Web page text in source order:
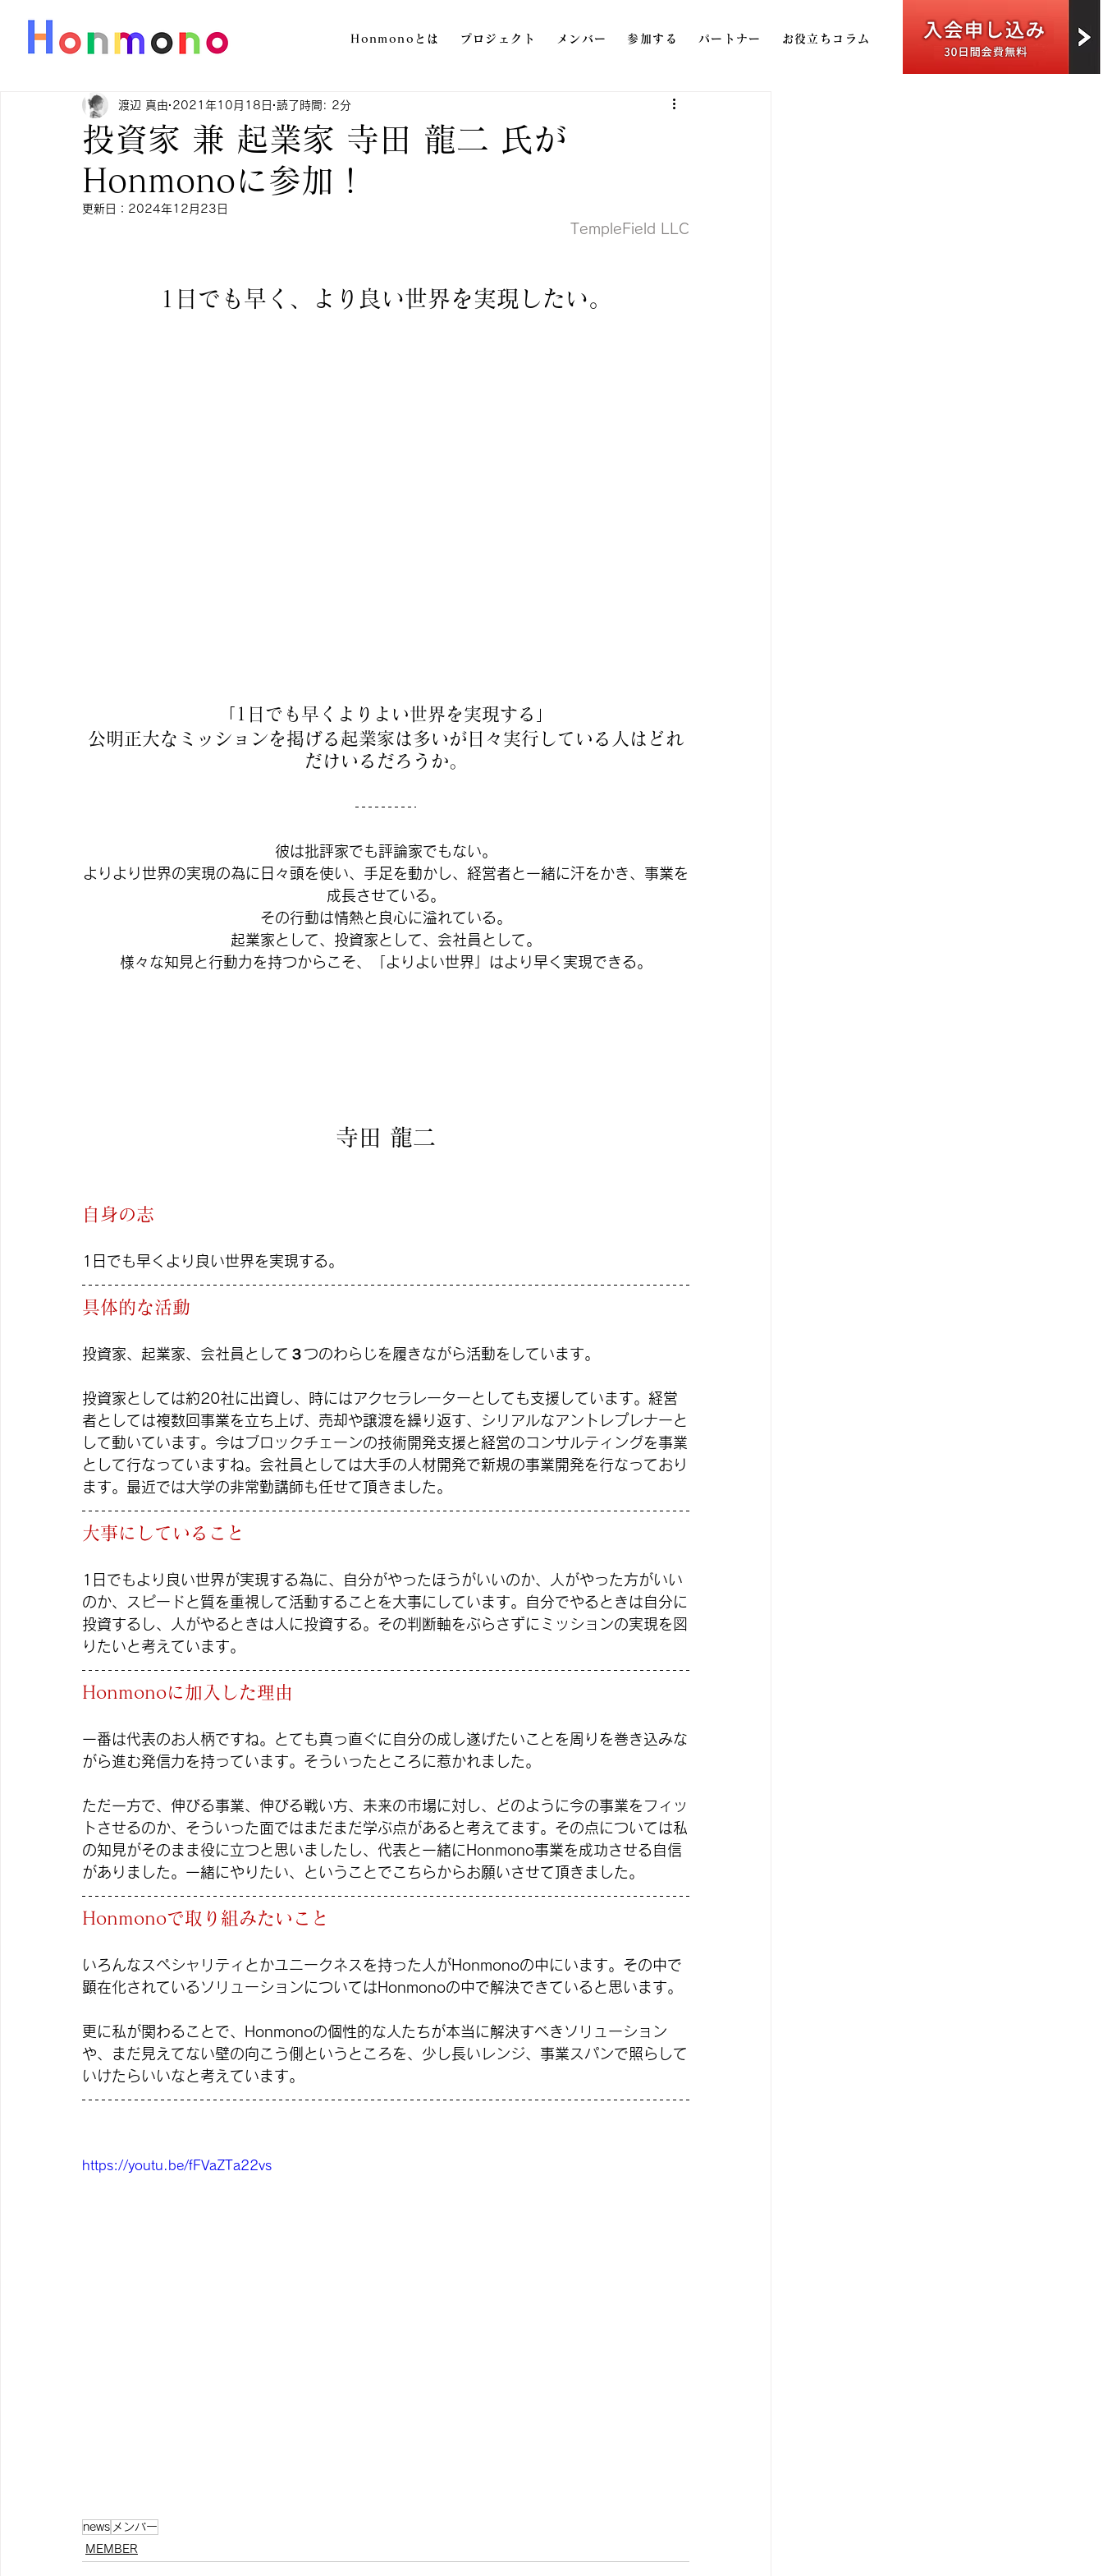
Honmonoとは プロジェクト メンバー 参加する パートナー お役立ちコラム
投資家 兼 起業家 寺田 龍二 氏が
Honmonoに参加！
渡辺 真由 2021年10月18日 読了時間: 2分
更新日： 2024年12月23日
​TempleField LLC
1日でも早く、より良い世界を実現したい。
「1日でも早くよりよい世界を実現する」
公明正大なミッションを掲げる起業家は多いが日々実行している人はどれ
だけいるだろうか。
彼は批評家でも評論家でもない。
よりより世界の実現の為に日々頭を使い、手足を動かし、経営者と一緒に汗をかき、事業を
成長させている。
その行動は情熱と良心に溢れている。
起業家として、投資家として、会社員として。
様々な知見と行動力を持つからこそ、「よりよい世界」はより早く実現できる。
寺田 龍二
自身の志
1日でも早くより良い世界を実現する。
具体的な活動
投資家、起業家、会社員として３つのわらじを履きながら活動をしています。
投資家としては約20社に出資し、時にはアクセラレーターとしても支援しています。経営
者としては複数回事業を立ち上げ、売却や譲渡を繰り返す、シリアルなアントレプレナーと
して動いています。今はブロックチェーンの技術開発支援と経営のコンサルティングを事業
として行なっていますね。会社員としては大手の人材開発で新規の事業開発を行なっており
ます。最近では大学の非常勤講師も任せて頂きました。
大事にしていること
1日でもより良い世界が実現する為に、自分がやったほうがいいのか、人がやった方がいい
のか、スピードと質を重視して活動することを大事にしています。自分でやるときは自分に
投資するし、人がやるときは人に投資する。その判断軸をぶらさずにミッションの実現を図
りたいと考えています。
Honmonoに加入した理由
一番は代表のお人柄ですね。とても真っ直ぐに自分の成し遂げたいことを周りを巻き込みな
がら進む発信力を持っています。そういったところに惹かれました。
ただ一方で、伸びる事業、伸びる戦い方、未来の市場に対し、どのように今の事業をフィッ
トさせるのか、そういった面ではまだまだ学ぶ点があると考えてます。その点については私
の知見がそのまま役に立つと思いましたし、代表と一緒にHonmono事業を成功させる自信
がありました。一緒にやりたい、ということでこちらからお願いさせて頂きました。
Honmonoで取り組みたいこと
いろんなスペシャリティとかユニークネスを持った人がHonmonoの中にいます。その中で
顕在化されているソリューションについてはHonmonoの中で解決できていると思います。
更に私が関わることで、Honmonoの個性的な人たちが本当に解決すべきソリューション
や、まだ見えてない壁の向こう側というところを、少し長いレンジ、事業スパンで照らして
いけたらいいなと考えています。
https://youtu.be/fFVaZTa22vs
news メンバー
MEMBER